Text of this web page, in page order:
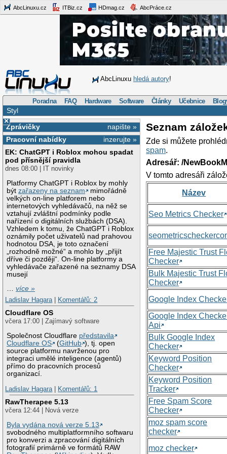
AbcLinuxu.cz ITBiz.cz HDmag.cz AbcPráce.cz
AbcLinuxu hledá autory!
Poradna FAQ Hardware Software Články Učebnice
Styl
×
napište »
Zprávičky
inzerujte »
Pracovní nabídky
EK: ChatGPT i Roblox mohou spadat
pod přísnější pravidla
dnes 08:00 | IT novinky
Platformy ChatGPT i Roblox by mohly
býtzařazeny na seznam
mimořádně
velkých on-line platforem nebo
internetových vyhledávačů, na něž se
vztahují zvláštní podmínky podle
nařízení o digitálních službách (DSA).
Vzhledem k tomu, že ChatGPT i Roblox
oznámily počet uživatelů nad prahovou
hodnotou DSA, je toto označení
„rozhodně možné“ a mohlo by „přijít
dříve či později“. On-line platformy a
vyhledávače zařazené na seznamy DSA
musejí
…více »
Ladislav Hagara
Komentářů: 2
Cloudflare OS
včera 17:00 | Zajímavý software
Společnost Cloudflare představila
Cloudflare OS
(GitHub ), tj. open
source platformu navrženou pro
integraci umělé inteligence (agentů)
přímo do pracovních procesů
organizací.
Ladislav Hagara
Komentářů: 1
RawTherapee 5.13
včera 12:44 | Nová verze
Byla vydána nová verze 5.13
svobodného multiplatformního softwaru
pro konverzi a zpracování digitálních
fotografií primárně ve formátů RAW
Seznam
Zde si můžete
spam.
Adresář: /
V tomto adresáři
Název
Seo Metrics Checker
Free Majestic Trust
Checker
Bulk Majestic Trust
Checker
Google Index
Google Index
Api
Bulk Google Index
Checker
Keyword Position
Checker
Keyword Position
Tracker
Free Spam Score
Checker
moz spam score
checker
moz checker